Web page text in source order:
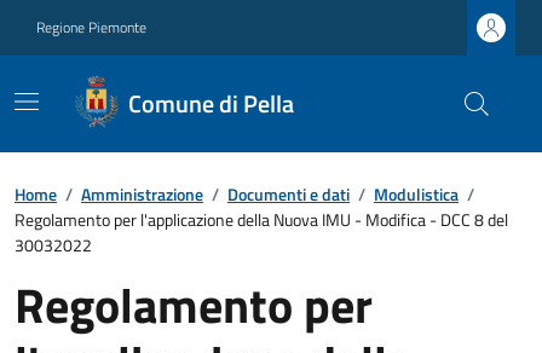
Regione Piemonte
Comune di Pella
Home / Amministrazione / Documenti e dati / Modulistica /
Regolamento per l'applicazione della Nuova IMU - Modifica - DCC 8 del
30032022
Regolamento per